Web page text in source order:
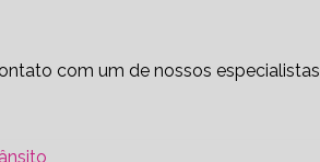
com um de nossos